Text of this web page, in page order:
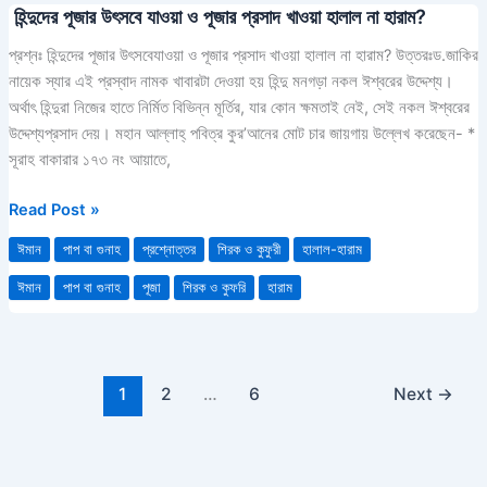
হিন্দুদের পূজার উৎসবে যাওয়া ও পূজার প্রসাদ খাওয়া হালাল না হারাম?
প্রশ্নঃ হিন্দুদের পূজার উৎসবেযাওয়া ও পূজার প্রসাদ খাওয়া হালাল না হারাম? উত্তরঃড.জাকির
নায়েক স্যার এই প্রস্বাদ নামক খাবারটা দেওয়া হয় হিন্দু মনগড়া নকল ঈশ্বরের উদ্দেশ্য।
অর্থাৎ হিন্দুরা নিজের হাতে নির্মিত বিভিন্ন মূর্তির, যার কোন ক্ষমতাই নেই, সেই নকল ঈশ্বরের
উদ্দেশ্যপ্রসাদ দেয়। মহান আল্লাহ্ পবিত্র কুর’আনের মোট চার জায়গায় উল্লেখ করেছেন- *
সূরাহ বাকারার ১৭৩ নং আয়াতে,
হিন্দুদের
উৎসবে
যাওয়া
প্রসাদ
খাওয়া
না
হারাম?
Read Post »
ঈমান পাপ বা গুনাহ প্রশ্নোত্তর শিরক ও কুফুরী হালাল-হারাম
ঈমান পাপ বা গুনাহ পূজা শিরক ও কুফরি হারাম
1 2 … 6 Next →